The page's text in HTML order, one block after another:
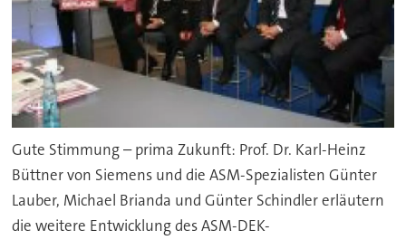
Gute Stimmung – prima Zukunft: Prof. Dr. Karl-Heinz
Büttner von Siemens und die ASM-Spezialisten Günter
Lauber, Michael Brianda und Günter Schindler erläutern
die weitere Entwicklung des ASM-DEK-